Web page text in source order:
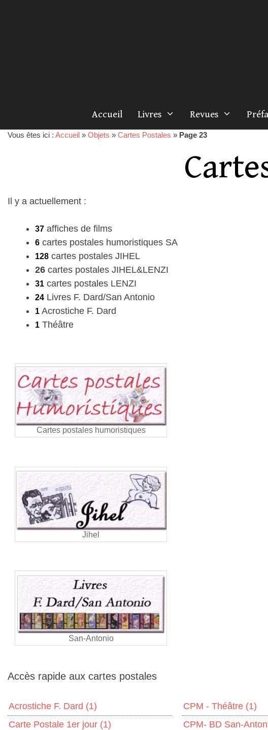
Accueil Livres Revues
Vous êtes ici : Accueil » Objets » Cartes Postales » Page 23
Il y a actuellement :
37 affiches de films
6 cartes postales humoristiques SA
128 cartes postales JIHEL
26 cartes postales JIHEL&LENZI
31 cartes postales LENZI
24 Livres F. Dard/San Antonio
1 Acrostiche F. Dard
1 Théâtre
Cartes postales humoristiques
Jihel
San-Antonio
Accès rapide aux cartes postales
Acrostiche F. Dard (1)
Carte Postale 1er jour (1)
CPM - Théâtre (1)
CPM- BD San-